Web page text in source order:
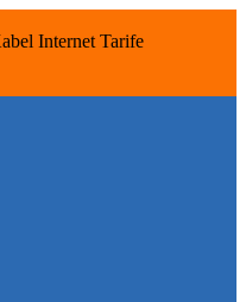
Internet Tarife